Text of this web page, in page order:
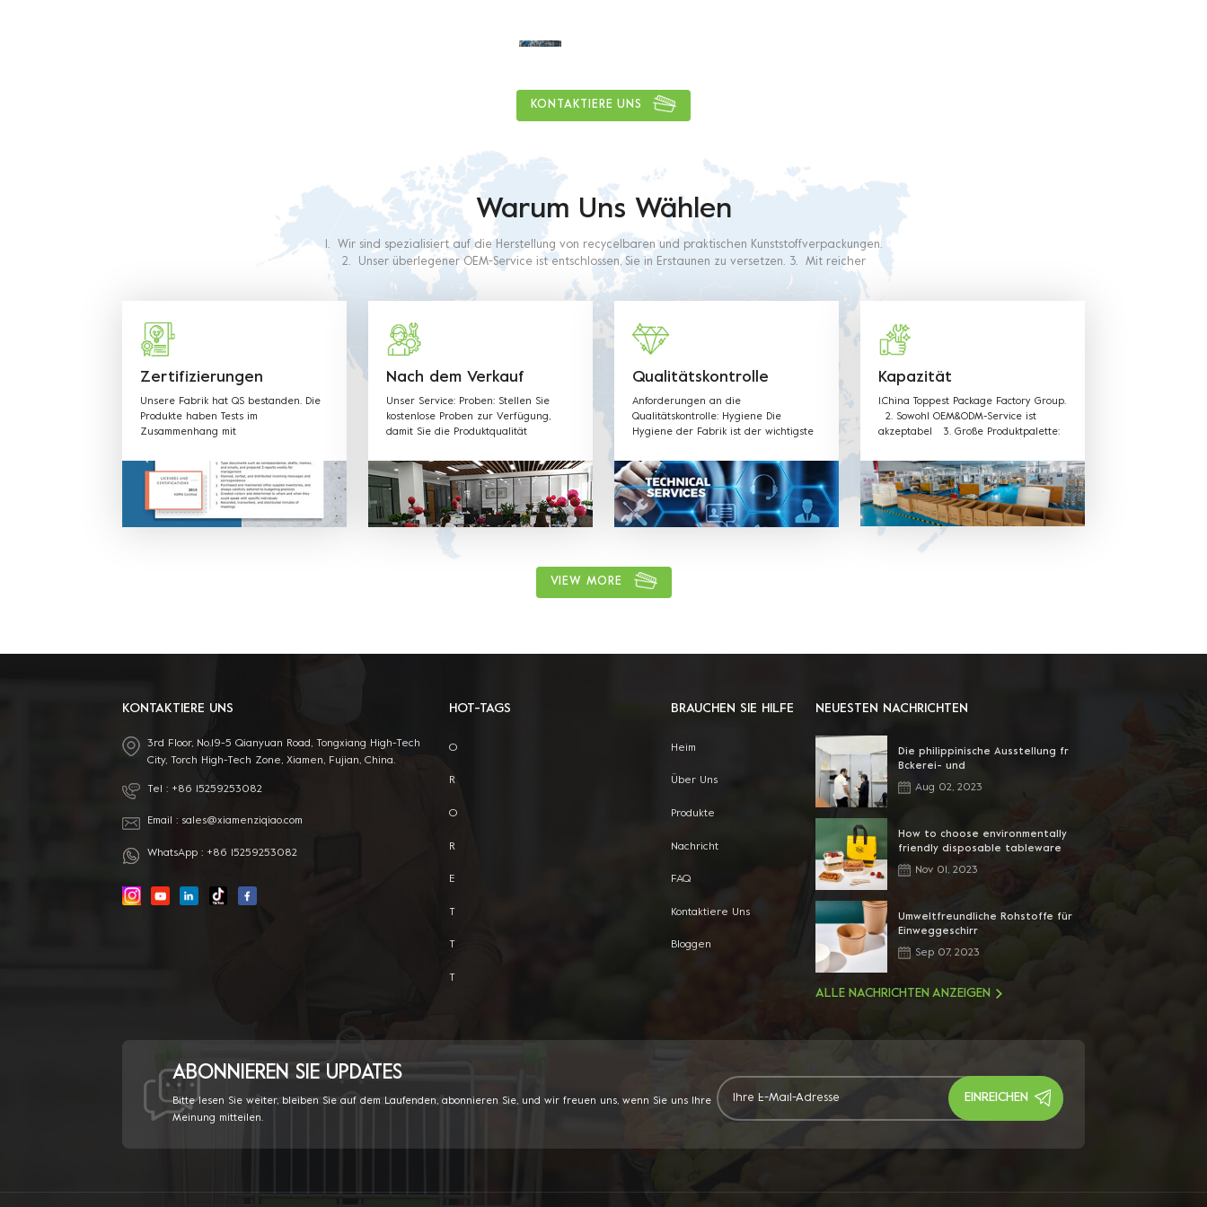
KONTAKTIERE UNS
Warum Uns Wählen
1. Wir sind spezialisiert auf die Herstellung von recycelbaren und praktischen Kunststoffverpackungen.
2. Unser überlegener OEM-Service ist entschlossen, Sie in Erstaunen zu versetzen. 3. Mit reicher
Erfahrung in dieser Branche wird unser Personal alle Ihre Anforderungen erfüllen. 4. Unsere Produkte
werden aus lebensmittelechtem Kunststoff hergestellt. Das verwendete Material und die
Verordnungen und Richtlinien beschrieben.
Zertifizierungen
Unsere Fabrik hat QS bestanden. Die
Produkte haben Tests im
Zusammenhang mit
und erhielt SGS FDA, EU, CE, LFGB und
andere Zertifikate.
Nach dem Verkauf
Unser Service: Proben: Stellen Sie
kostenlose Proben zur Verfügung,
damit Sie die Produktqualität
Verschiedene Formen, Farben,
Materialien und beliebige Größen
können nach Kundenwunsch
angepasst werden. Willkommener
OEM: Etikett & Aufkleber & Hangtag
mit Ihrem LOGO. Liefern Sie das
Angebot und die Formkonstruktionen
professionelles Verkaufsteam, um den
Qualitätskontrolle
Anforderungen an die
Qualitätskontrolle: Hygiene Die
Hygiene der Fabrik ist der wichtigste
Mitarbeiter sind in allen
Hygieneanforderungen gut geschult
und halten sich an die Regeln.
Kapazität
1.China Toppest Package Factory Group.
2. Sowohl OEM&ODM-Service ist
akzeptabel 3. Große Produktpalette:
Gemüseverpackungen PET-
Kunststoffbox, Tablett, Kunststoff-
Rollenfolie und Tasche für
Frischhaltung. Sushi, Kuchen , Keks,
Salat und eine weitere Kunststoffbox
für Lebensmittelverpackungen ,
Tablett, Rollfolie und Beutel aus
VIEW MORE
KONTAKTIERE UNS
3rd Floor, No.19-5 Qianyuan Road, Tongxiang High-Tech
City, Torch High-Tech Zone, Xiamen, Fujian, China.
Tel : +86 15259253082
Email : sales@xiamenziqiao.com
WhatsApp : +86 15259253082
HOT-TAGS
O
R
O
R
E
T
T
T
BRAUCHEN SIE HILFE
Heim
Über Uns
Produkte
Nachricht
FAQ
Kontaktiere Uns
Bloggen
NEUESTEN NACHRICHTEN
Die philippinische Ausstellung fr
Bckerei- und
Lebensmittelverarbeitung
beginnt!
Aug 02, 2023
How to choose environmentally
friendly disposable tableware
Nov 01, 2023
Umweltfreundliche Rohstoffe für
Einweggeschirr
Sep 07, 2023
ALLE NACHRICHTEN ANZEIGEN
ABONNIEREN SIE UPDATES
Bitte lesen Sie weiter, bleiben Sie auf dem Laufenden, abonnieren Sie, und wir freuen uns, wenn Sie uns Ihre
Meinung mitteilen.